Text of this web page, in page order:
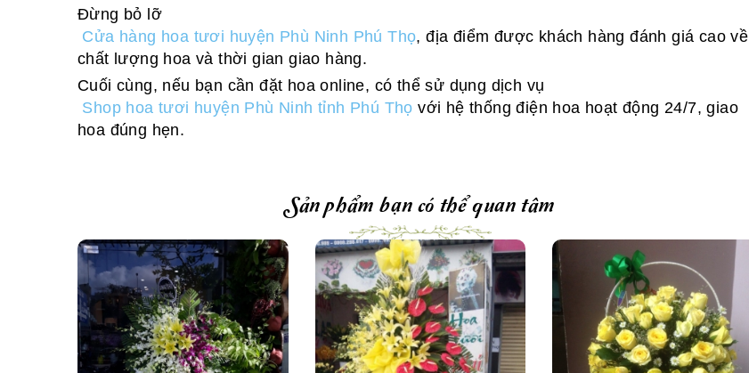
Đừng bỏ lỡ
Cửa hàng hoa tươi huyện Phù Ninh Phú Thọ, địa điểm được khách hàng đánh giá cao về
chất lượng hoa và thời gian giao hàng.
Cuối cùng, nếu bạn cần đặt hoa online, có thể sử dụng dịch vụ
Shop hoa tươi huyện Phù Ninh tỉnh Phú Thọ với hệ thống điện hoa hoạt động 24/7, giao
hoa đúng hẹn.
Sản phẩm bạn có thể quan tâm